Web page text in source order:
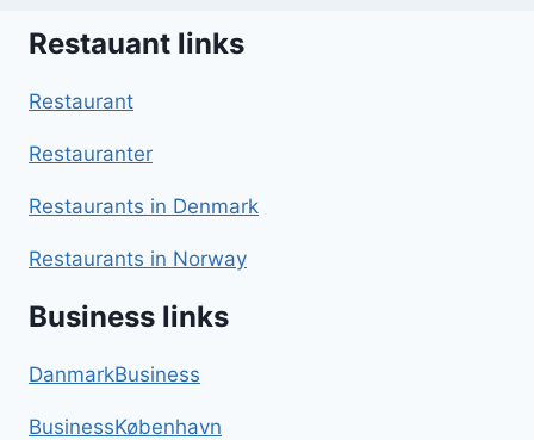
Restauant links
Restaurant
Restauranter
Restaurants in Denmark
Restaurants in Norway
Business links
DanmarkBusiness
BusinessKøbenhavn